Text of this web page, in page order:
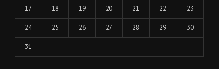
17 18 19 20 21 22 23
24 25 26 27 28 29 30
31